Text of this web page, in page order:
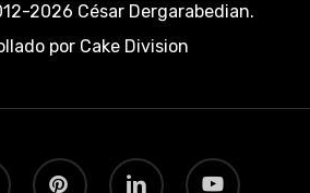
2026 César Dergarabedian.
porCake Division
pinterest linkedin youtube